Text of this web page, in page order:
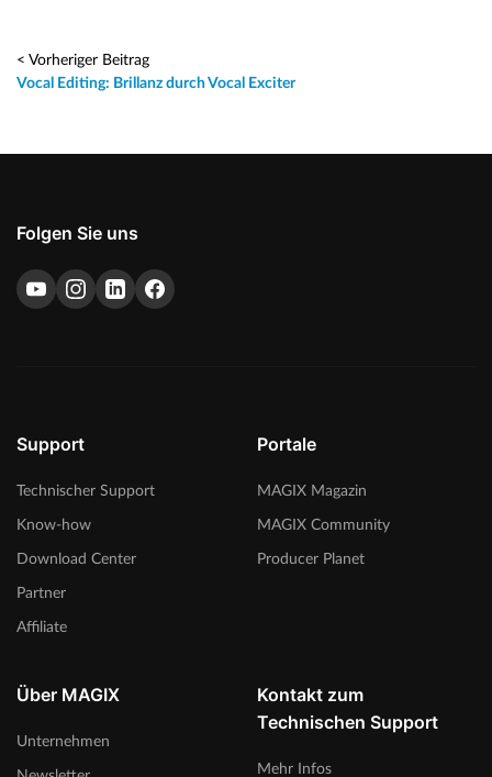
< Vorheriger Beitrag
Vocal Editing: Brillanz durch Vocal Exciter
Folgen Sie uns
Support
Technischer Support
Know-how
Download Center
Partner
Affiliate
Portale
MAGIX Magazin
MAGIX Community
Producer Planet
Über MAGIX
Unternehmen
Kontakt zum
Technischen Support
Mehr Infos